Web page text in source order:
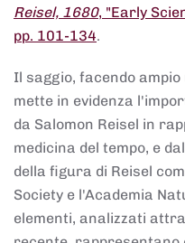
Reisel, 1680, "Early
pp. 101-134.
Il saggio, facendo
mette in evidenza
da Salomon Reisel in
medicina del tempo, e
della figura di Reisel
Society e l'Academia
elementi, analizzati